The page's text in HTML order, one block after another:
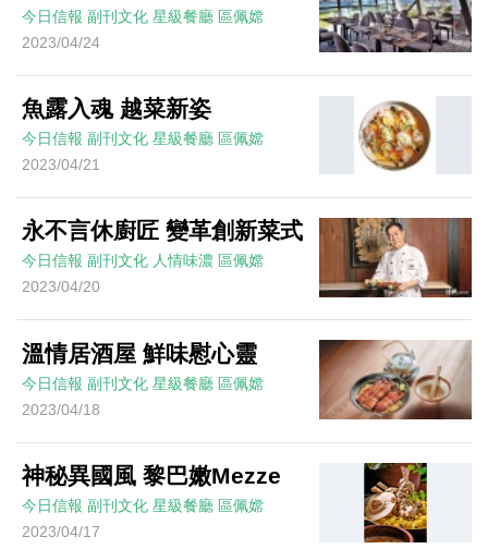
今日信報 副刊文化 星級餐廳 區佩嫦
2023/04/24
魚露入魂 越菜新姿
今日信報 副刊文化 星級餐廳 區佩嫦
2023/04/21
永不言休廚匠 變革創新菜式
今日信報 副刊文化 人情味濃 區佩嫦
2023/04/20
溫情居酒屋 鮮味慰心靈
今日信報 副刊文化 星級餐廳 區佩嫦
2023/04/18
神秘異國風 黎巴嫩Mezze
今日信報 副刊文化 星級餐廳 區佩嫦
2023/04/17